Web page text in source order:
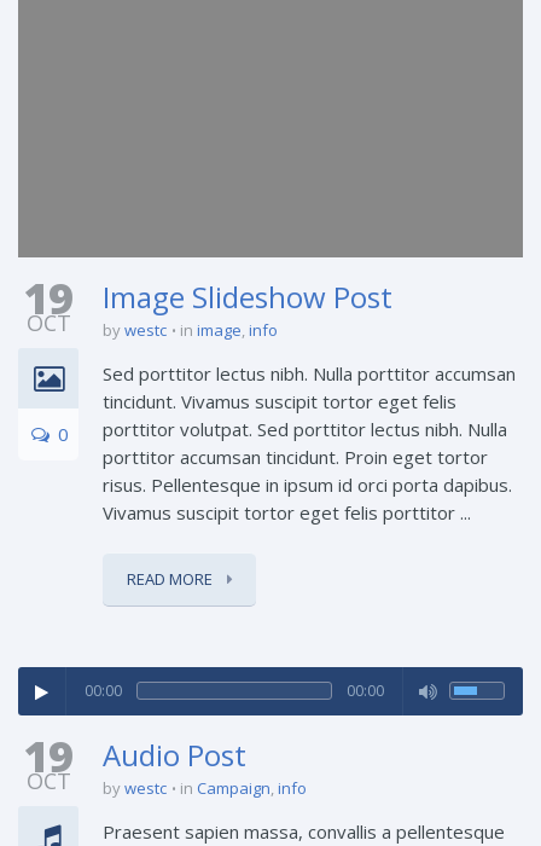
19
OCT
0
Image Slideshow Post
bywestc in image,info
Sed porttitor lectus nibh. Nulla porttitor accumsan
tincidunt. Vivamus suscipit tortor eget felis
porttitor volutpat. Sed porttitor lectus nibh. Nulla
porttitor accumsan tincidunt. Proin eget tortor
risus. Pellentesque in ipsum id orci porta dapibus.
Vivamus suscipit tortor eget felis porttitor ...
READ MORE
00:00 00:00
19
OCT
Audio Post
bywestc in Campaign,info
Praesent sapien massa, convallis a pellentesque